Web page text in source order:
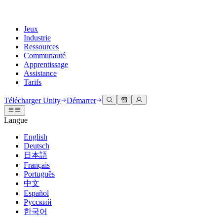
Jeux
Industrie
Ressources
Communauté
Apprentissage
Assistance
Tarifs
Moteur Unity
Créez des jeux 2D et 3D pour n'importe quelle plateforme
Collaboration
Collaborez et itérez rapidement avec votre équipe
Télécharger Unity
Offres et tarifs
Déployez
Multiplateforme
Collaboration 3D
Construisez et révisez des projets 3D en temps réel
Formation immersive
Entraînez-vous dans des environnements immersifs
Expériences client
Créez des expériences interactives 3D
Secteurs
Fabrication
Documentation
Outils de développement
Versions de publication et suivi des problèmes
Feuille de route
Examiner les fonctionnalités à venir
Glossaire
Discussions
Événements
Événements mondiaux et locaux
Histoires de la communauté
Made with Unity
Mise en avant des créateurs Unity
Unity Learn
Maîtrisez les compétences Unity gratuitement
Formation professionnelle
Améliorez votre équipe avec des formateurs Unity
Vous découvrez Unity ?
Démarrer
Démarrez votre apprentissage
Parcours essentiels Unity
Obtenir de l'aide
Vous aider à réussir avec Unity
Plans de succès
Atteignez vos objectifs plus rapidement avec un support expert
FAQ
Réponses aux questions courantes
Contactez-nous.
Connectez-vous avec notre équipe
Télécharger Unity Démarrer
Langue
English
Deutsch
日本語
Français
Português
中文
Español
Русский
한국어